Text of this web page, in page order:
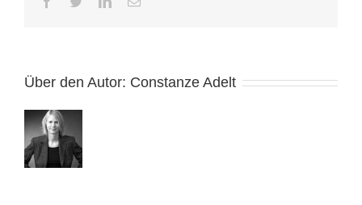
Über den Autor: Constanze Adelt